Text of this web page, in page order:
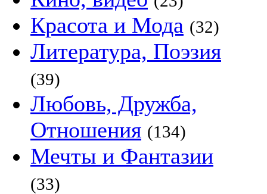
Красота и Мода (32)
Литература, Поэзия
(39)
Любовь, Дружба,
Отношения (134)
Мечты и Фантазии
(33)